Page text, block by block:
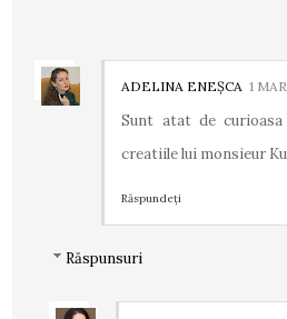
ADELINA ENEȘCA 1
Sunt atat de
creatiile lui monsieur
Răspundeți
Răspunsuri